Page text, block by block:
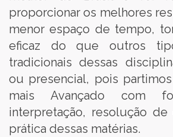
proporcionar os melhores
menor espaço de tempo,
eficaz do que outros
tradicionais dessas
ou presencial, pois
mais Avançado com
interpretação, resolução
prática dessas matérias.